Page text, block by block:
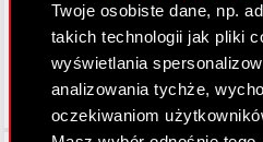
Twoje osobiste dane, np.
takich technologii jak pliki
wyświetlania
analizowania tychże,
oczekiwaniom